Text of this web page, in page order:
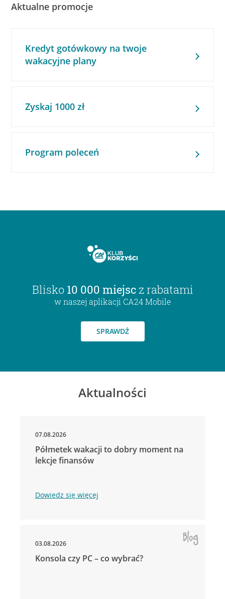
Aktualne promocje
Kredyt gotówkowy na twoje
wakacyjne plany
Zyskaj 1000 zł
Program poleceń
Blisko 10 000 miejsc z rabatami
w naszej aplikacji CA24 Mobile
SPRAWDŹ
Aktualności
07.08.2026
Półmetek wakacji to dobry moment na
lekcje finansów
Dowiedz się więcej
03.08.2026
Konsola czy PC – co wybrać?